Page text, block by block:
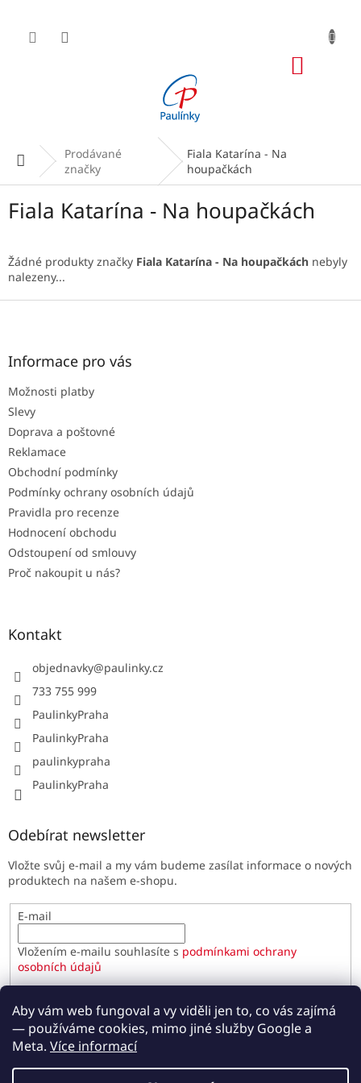
Aby vám web fungoval a vy viděli jen to, co vás zajímá
— používáme cookies, mimo jiné služby Google a
Meta. Více informací
obsah
Domů Prodávané
značky
Fiala Katarína - Na
houpačkách
Fiala Katarína - Na houpačkách
Žádné produkty značky Fiala Katarína - Na houpačkách nebyly
nalezeny...
Z
Informace pro vás
Možnosti platby
Slevy
Doprava a poštovné
Reklamace
Obchodní podmínky
Podmínky ochrany osobních údajů
Pravidla pro recenze
Hodnocení obchodu
Odstoupení od smlouvy
Proč nakoupit u nás?
Kontakt
objednavky@paulinky.cz
733 755 999
PaulinkyPraha
PaulinkyPraha
paulinkypraha
PaulinkyPraha
Odebírat newsletter
Vložte svůj e-mail a my vám budeme zasílat informace o nových
produktech na našem e-shopu.
E-mail
Vložením e-mailu souhlasíte s podmínkami ochrany
osobních údajů
PŘIHLÁSIT SE